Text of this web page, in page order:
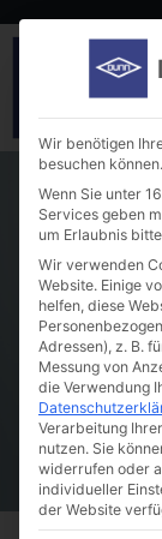
Benchtop
orbital
Wir benötigen
besuchen können.
Wenn Sie unter
Services geben
um Erlaubnis
Wir verwenden
Website. Einige
helfen, diese
Adressen), z. B.
Messung von
die Verwendung
Verarbeitung
nutzen. Sie
widerrufen oder
individueller
der Website